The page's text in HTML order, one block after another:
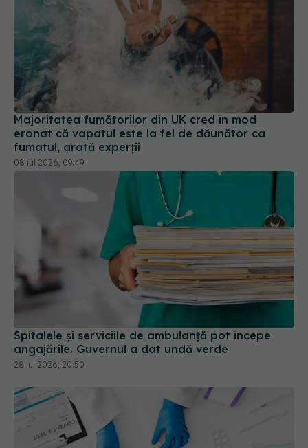
Majoritatea fumătorilor din UK cred în mod
eronat că vapatul este la fel de dăunător ca
fumatul, arată experții
08 iul 2026, 09:49
Spitalele și serviciile de ambulanță pot începe
angajările. Guvernul a dat undă verde
28 iul 2026, 20:50